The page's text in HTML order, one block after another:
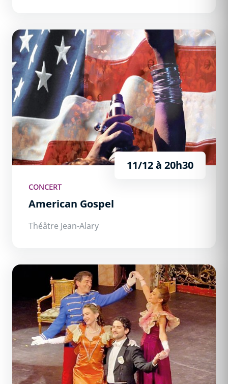
American Gospel
11/12 à 20h30
CONCERT
American Gospel
Théâtre Jean-Alary
Le Pays du Sourire